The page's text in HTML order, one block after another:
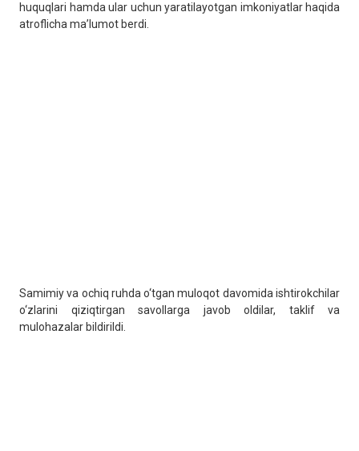
huquqlari hamda ular uchun yaratilayotgan imkoniyatlar haqida
atroflicha ma’lumot berdi.
Samimiy va ochiq ruhda o‘tgan muloqot davomida ishtirokchilar
o‘zlarini qiziqtirgan savollarga javob oldilar, taklif va
mulohazalar bildirildi.